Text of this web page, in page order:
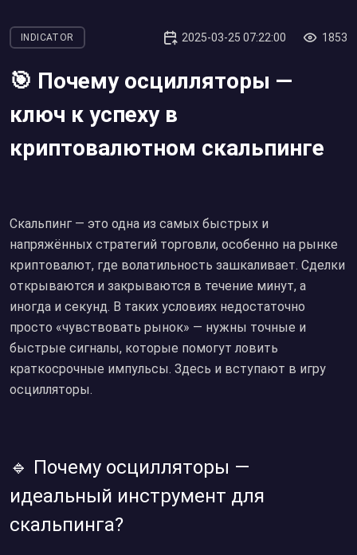
INDICATOR 2025-03-25 07:22:00 1853
🎯 Почему осцилляторы —
ключ к успеху в
криптовалютном скальпинге
Скальпинг — это одна из самых быстрых и
напряжённых стратегий торговли, особенно на рынке
криптовалют, где волатильность зашкаливает. Сделки
открываются и закрываются в течение минут, а
иногда и секунд. В таких условиях недостаточно
просто «чувствовать рынок» — нужны точные и
быстрые сигналы, которые помогут ловить
краткосрочные импульсы. Здесь и вступают в игру
осцилляторы.
🔹 Почему осцилляторы —
идеальный инструмент для
скальпинга?